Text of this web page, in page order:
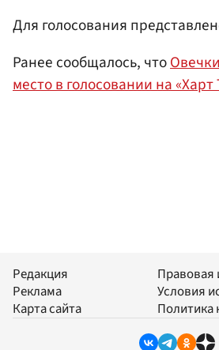
Для голосования
Ранее сообщалось, что
место в голосовании на
Редакция
Реклама
Карта сайта
Условия
Политика